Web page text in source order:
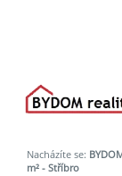
Nacházíte se:
m² - Stříbro